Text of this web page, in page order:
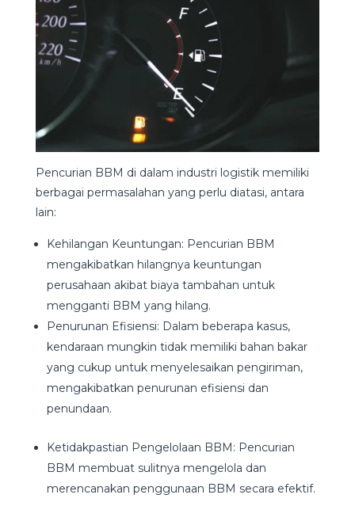
Pencurian BBM di dalam industri logistik memiliki
berbagai permasalahan yang perlu diatasi, antara
lain:
Kehilangan Keuntungan: Pencurian BBM
mengakibatkan hilangnya keuntungan
perusahaan akibat biaya tambahan untuk
mengganti BBM yang hilang.
Penurunan Efisiensi: Dalam beberapa kasus,
kendaraan mungkin tidak memiliki bahan bakar
yang cukup untuk menyelesaikan pengiriman,
mengakibatkan penurunan efisiensi dan
penundaan.
Ketidakpastian Pengelolaan BBM: Pencurian
BBM membuat sulitnya mengelola dan
merencanakan penggunaan BBM secara efektif.